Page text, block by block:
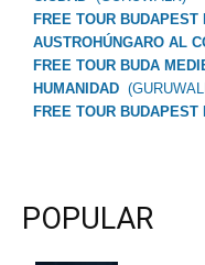
FREE TOUR
AUSTROHÚNGARO AL
FREE TOUR BUDA
HUMANIDAD
FREE TOUR BUDAPEST
POPULAR